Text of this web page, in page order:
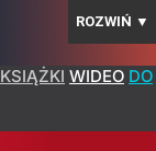
ROZWIŃ ▼
KSIĄŻKI WIDEO DO